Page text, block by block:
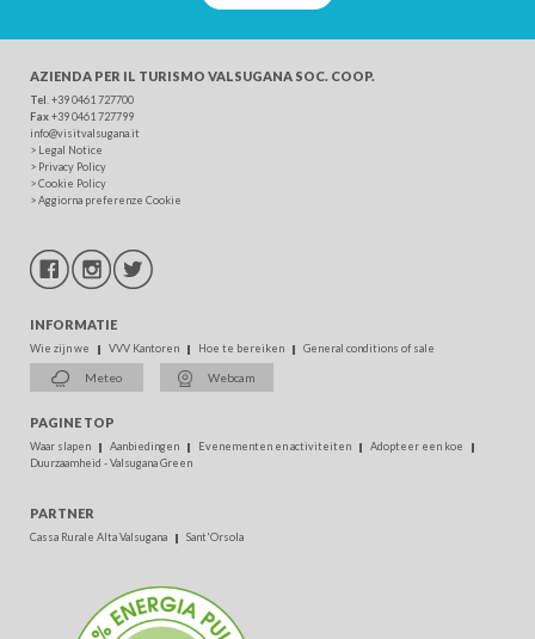
AZIENDA PER IL TURISMO VALSUGANA SOC. COOP.
Tel . +39 0461 727700
Fax+39 0461 727799
info@visitvalsugana.it
> Legal Notice
> Privacy Policy
>Cookie Policy
>Aggiorna preferenze Cookie
INFORMATIE
Wie zijn we VVV Kantoren Hoe te bereiken General conditions of sale
Meteo Webcam
PAGINE TOP
Waar slapen Aanbiedingen Evenementen en activiteiten
Adopteer een koe
Duurzaamheid - Valsugana Green
PARTNER
Cassa Rurale Alta Valsugana Sant'Orsola